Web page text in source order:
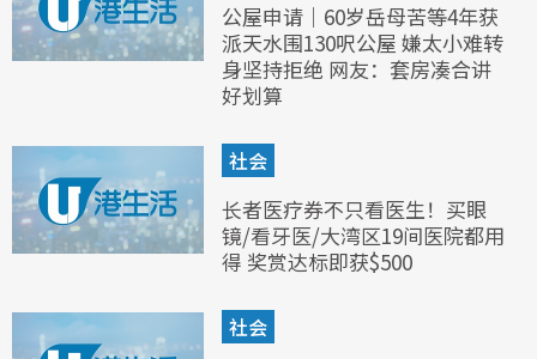
公屋申请｜60岁岳母苦等4年获
派天水围130呎公屋 嫌太小难转
身坚持拒绝 网友：套房凑合讲
好划算
社会
长者医疗券不只看医生！买眼
镜/看牙医/大湾区19间医院都用
得 奖赏达标即获$500
社会